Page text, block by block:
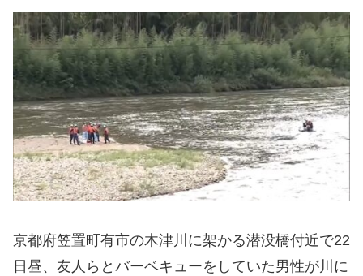
京都府笠置町有市の木津川に架かる潜没橋付近で22
日昼、友人らとバーベキューをしていた男性が川に